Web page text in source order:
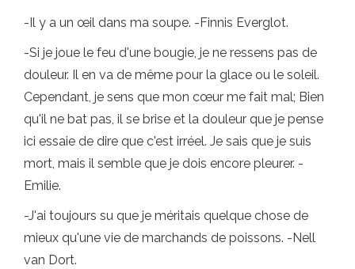
-Il y a un œil dans ma soupe. -Finnis Everglot.
-Si je joue le feu d'une bougie, je ne ressens pas de
douleur. Il en va de même pour la glace ou le soleil.
Cependant, je sens que mon cœur me fait mal; Bien
qu'il ne bat pas, il se brise et la douleur que je pense
ici essaie de dire que c'est irréel. Je sais que je suis
mort, mais il semble que je dois encore pleurer. -
Emilie.
-J'ai toujours su que je méritais quelque chose de
mieux qu'une vie de marchands de poissons. -Nell
van Dort.